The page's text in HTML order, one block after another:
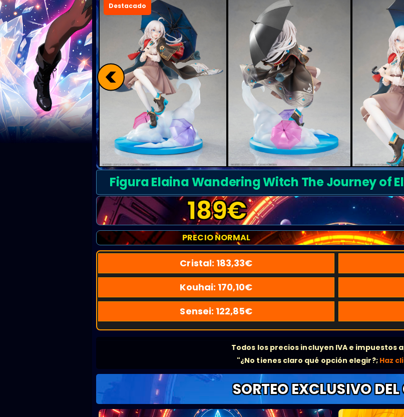
Destacado
<
Figura Elaina Wandering Witch The Journey of
189€
PRECIO NORMAL
Cristal: 183,33€
Kouhai: 170,10€
Sensei: 122,85€
Todos los precios incluyen IVA e impuestos
"¿No tienes claro qué opción elegir?; Haz
SORTEO EXCLUSIVO